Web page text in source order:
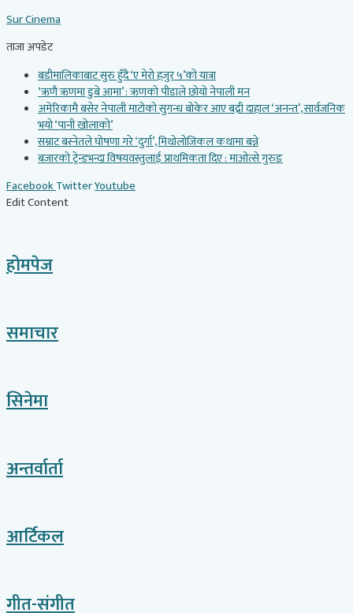
to
content
Sur Cinema
ताजा अपडेट
बडीमालिकाबाट सुरु हुँदै ‘ए मेरो हजुर ५’को यात्रा
‘ऋणै ऋणमा डुबे आमा’ : ऋणको पीडाले छोयो नेपाली मन
अमेरिकामै बसेर नेपाली माटोको सुगन्ध बोकेर आए बद्री दाहाल ‘अनन्त’, सार्वजनिक
भयो ‘पानी खोलाको’
सम्राट बस्नेतले घोषणा गरे ‘दुर्गा’, मिथोलोजिकल कथामा बन्ने
बजारको ट्रेन्डभन्दा विषयवस्तुलाई प्राथमिकता दिए : माओत्से गुरुङ
FacebookTwitterYoutube
Edit Content
होमपेज
समाचार
सिनेमा
अन्तर्वार्ता
आर्टिकल
गीत-संगीत